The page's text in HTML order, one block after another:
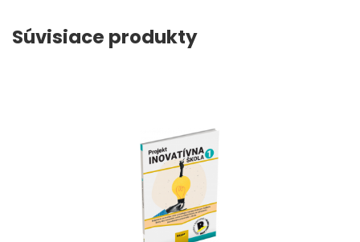
Súvisiace produkty